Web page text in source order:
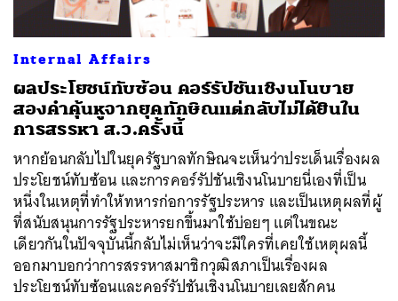
Internal Affairs
ผลประโยชน์ทับซ้อน คอร์รัปชันเชิงนโนบาย
สองคำคุ้นหูจากยุคทักษิณแต่กลับไม่ได้ยินใน
การสรรหา ส.ว.ครั้งนี้
หากย้อนกลับไปในยุครัฐบาลทักษิณจะเห็นว่าประเด็นเรื่องผล
ประโยชน์ทับซ้อน และการคอร์รัปชันเชิงนโนบายนี่เองที่เป็น
หนึ่งในเหตุที่ทำให้ทหารก่อการรัฐประหาร และเป็นเหตุผลที่ผู้
ที่สนับสนุนการรัฐประหารยกขึ้นมาใช้บ่อยๆ แต่ในขณะ
เดียวกันในปัจจุบันนี้กลับไม่เห็นว่าจะมีใครที่เคยใช้เหตุผลนี้
ออกมาบอกว่าการสรรหาสมาชิกวุฒิสภาเป็นเรื่องผล
ประโยชน์ทับซ้อนและคอร์รัปชันเชิงนโนบายเลยสักคน